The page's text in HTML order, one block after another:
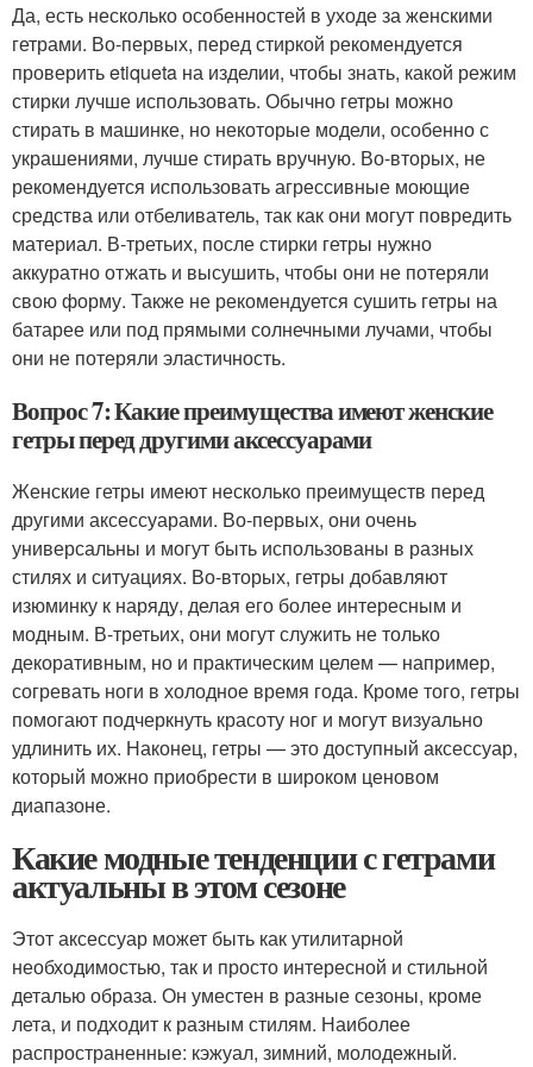
Да, есть несколько особенностей в уходе за женскими
гетрами. Во-первых, перед стиркой рекомендуется
проверить etiqueta на изделии, чтобы знать, какой режим
стирки лучше использовать. Обычно гетры можно
стирать в машинке, но некоторые модели, особенно с
украшениями, лучше стирать вручную. Во-вторых, не
рекомендуется использовать агрессивные моющие
средства или отбеливатель, так как они могут повредить
материал. В-третьих, после стирки гетры нужно
аккуратно отжать и высушить, чтобы они не потеряли
свою форму. Также не рекомендуется сушить гетры на
батарее или под прямыми солнечными лучами, чтобы
они не потеряли эластичность.
Вопрос 7: Какие преимущества имеют женские
гетры перед другими аксессуарами
Женские гетры имеют несколько преимуществ перед
другими аксессуарами. Во-первых, они очень
универсальны и могут быть использованы в разных
стилях и ситуациях. Во-вторых, гетры добавляют
изюминку к наряду, делая его более интересным и
модным. В-третьих, они могут служить не только
декоративным, но и практическим целем — например,
согревать ноги в холодное время года. Кроме того, гетры
помогают подчеркнуть красоту ног и могут визуально
удлинить их. Наконец, гетры — это доступный аксессуар,
который можно приобрести в широком ценовом
диапазоне.
Какие модные тенденции с гетрами
актуальны в этом сезоне
Этот аксессуар может быть как утилитарной
необходимостью, так и просто интересной и стильной
деталью образа. Он уместен в разные сезоны, кроме
лета, и подходит к разным стилям. Наиболее
распространенные: кэжуал, зимний, молодежный.